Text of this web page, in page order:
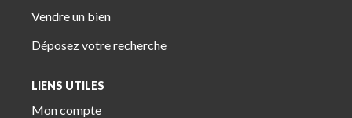
Vendre un bien
Déposez votre recherche
LIENS UTILES
Mon compte